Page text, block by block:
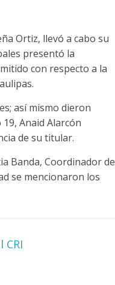
Ortiz, llevó a cabo su
presentó la
con respecto a la
así mismo dieron
Anaid Alarcón
de su titular.
Banda, Coordinador de
se mencionaron los